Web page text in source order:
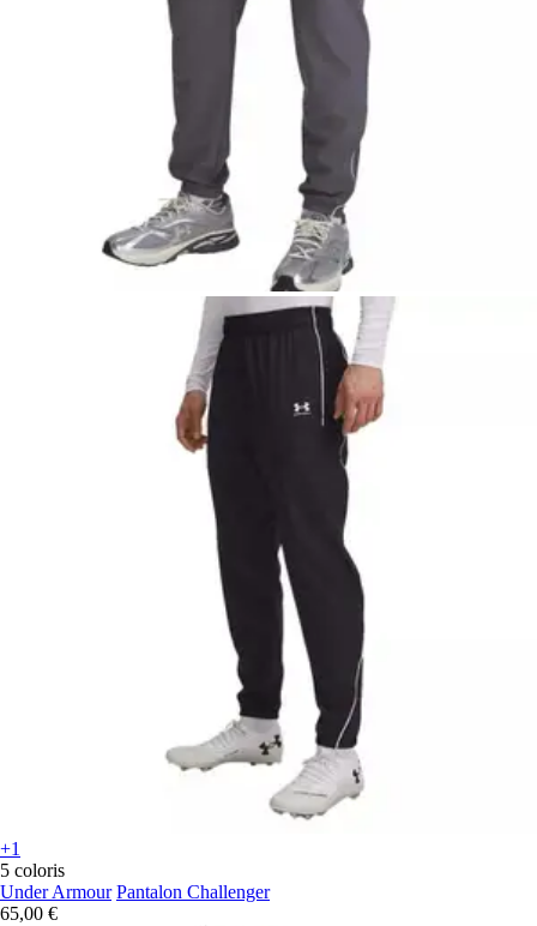
+1
5 coloris
Under Armour Pantalon Challenger
65,00 €